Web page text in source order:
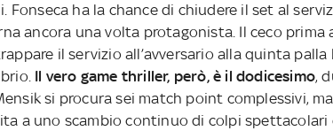
Fonseca ha la chance di chiudere il set al
ancora una volta protagonista. Il ceco prima
il servizio all’avversario alla quinta
Il vero game thriller, però, è il dodicesimo,
si procura sei match point complessivi,
a uno scambio continuo di colpi spettacolari